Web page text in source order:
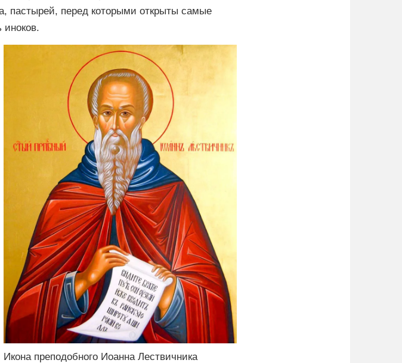
пастырей, перед которыми открыты самые
иноков.
Икона преподобного Иоанна Лествичника